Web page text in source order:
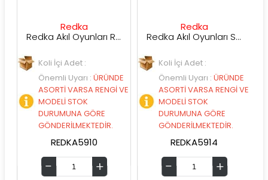
Redka
Redka Akıl Oyunları Renk Dedektifi Oyunu
Koli İçi Adet :
Önemli Uyarı:ÜRÜNDE
ASORTİ VARSA RENGİ VE
MODELİ STOK
DURUMUNA GÖRE
GÖNDERİLMEKTEDİR.
REDKA5910
Redka
Redka Akıl Oyunları Strateji Üçgeni Oyunu
Koli İçi Adet :
Önemli Uyarı:ÜRÜNDE
ASORTİ VARSA RENGİ VE
MODELİ STOK
DURUMUNA GÖRE
GÖNDERİLMEKTEDİR.
REDKA5914